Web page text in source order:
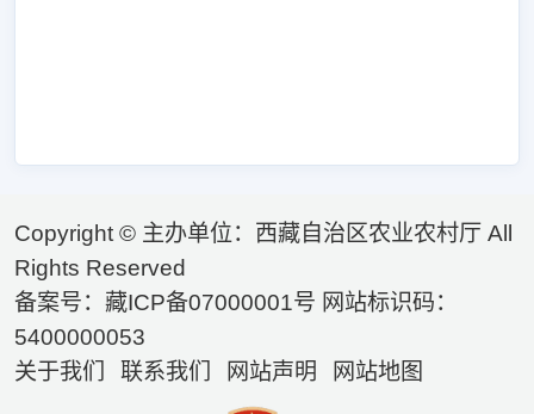
Copyright © 主办单位：西藏自治区农业农村厅 All
Rights Reserved
备案号：藏ICP备07000001号 网站标识码：
5400000053
关于我们
联系我们 网站声明 网站地图